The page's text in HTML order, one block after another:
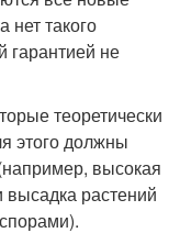
нет такого
гарантией не
теоретически
этого должны
высокая
высадка растений